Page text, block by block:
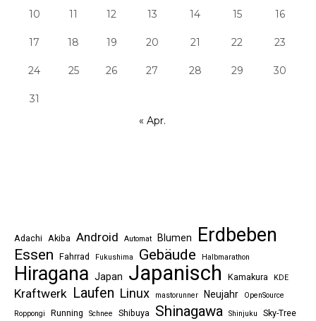
10 11 12 13 14 15 16
17 18 19 20 21 22 23
24 25 26 27 28 29 30
31
« Apr.
Adachi Akiba Android Automat Blumen Erdbeben
Essen Fahrrad Fukushima Gebäude Halbmarathon
Hiragana Japan Japanisch Kamakura KDE
Kraftwerk Laufen Linux mastorunner Neujahr
OpenSource
Roppongi
Running Schnee Shibuya Shinagawa Shinjuku Sky-Tree